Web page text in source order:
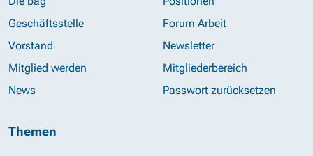
Geschäftsstelle
Vorstand
Mitglied werden
News
Forum Arbeit
Newsletter
Mitgliederbereich
Passwort zurücksetzen
Themen